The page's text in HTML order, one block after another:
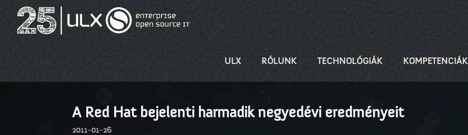
ULX RÓLUNK TECHNOLÓGIÁK KOMPETENCIÁK
A Red Hat bejelenti harmadik negyedévi eredményeit
2011-01-26